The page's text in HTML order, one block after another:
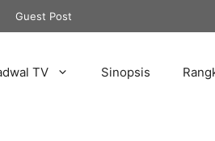
Guest Post
TV Sinopsis